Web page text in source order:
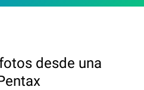
desde una